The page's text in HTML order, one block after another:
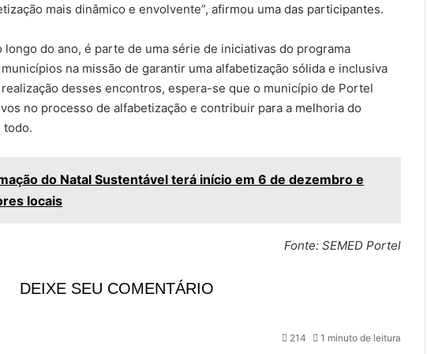
mais dinâmico e envolvente”, afirmou uma das participantes.
longo do ano, é parte de uma série de iniciativas do programa
na missão de garantir uma alfabetização sólida e inclusiva
realização desses encontros, espera-se que o município de Portel
no processo de alfabetização e contribuir para a melhoria do
todo.
do Natal Sustentável terá início em 6 de dezembro e
locais
Fonte: SEMED Portel
DEIXE SEU COMENTÁRIO
214 1 minuto de leitura